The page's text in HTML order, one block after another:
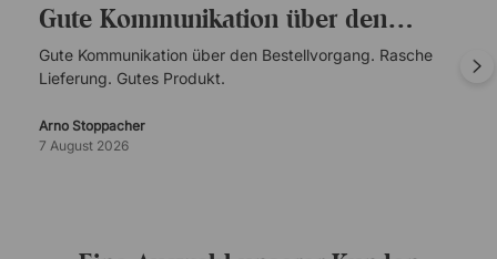
Gute Kommunikation über den…
Gute Kommunikation über den Bestellvorgang. Rasche
Lieferung. Gutes Produkt.
Arno Stoppacher
7 August 2026